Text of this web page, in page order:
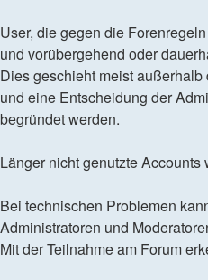
User, die gegen die
und vorübergehend oder
Dies geschieht meist außerhalb
und eine Entscheidung der
begründet werden.
Länger nicht genutzte
Bei technischen Problemen
Administratoren und
Mit der Teilnahme am Forum